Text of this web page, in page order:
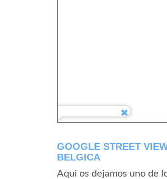
GOOGLE STREET
BELGICA
Aqui os dejamos uno de